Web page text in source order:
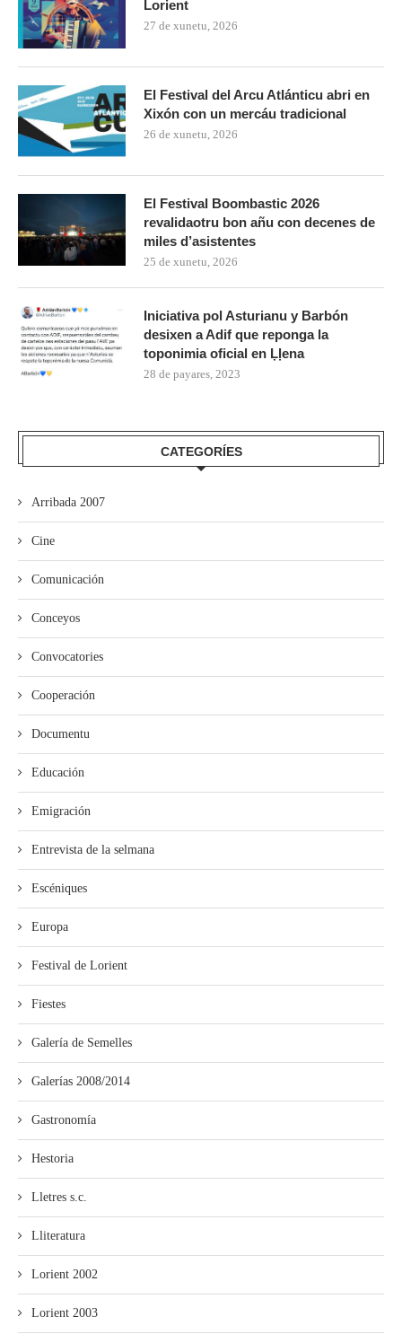
Lorient
27 de xunetu, 2026
El Festival del Arcu Atlánticu abri en
Xixón con un mercáu tradicional
26 de xunetu, 2026
El Festival Boombastic 2026
revalidaotru bon añu con decenes de
miles d’asistentes
25 de xunetu, 2026
Iniciativa pol Asturianu y Barbón
desixen a Adif que reponga la
toponimia oficial en Ḷḷena
28 de payares, 2023
CATEGORÍES
Arribada 2007
Cine
Comunicación
Conceyos
Convocatories
Cooperación
Documentu
Educación
Emigración
Entrevista de la selmana
Escéniques
Europa
Festival de Lorient
Fiestes
Galería de Semelles
Galerías 2008/2014
Gastronomía
Hestoria
Lletres s.c.
Lliteratura
Lorient 2002
Lorient 2003